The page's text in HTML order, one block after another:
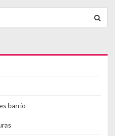
barrio